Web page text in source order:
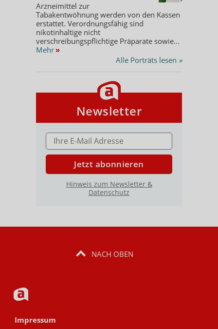
Arzneimittel zur
Tabakentwöhnung werden von den Kassen
erstattet. Verordnungsfähig sind
nikotinhaltige nicht
verschreibungspflichtige Präparate sowie...
Mehr »
Alle Porträts lesen »
Newsletter
E-MAIL ADRESSE
Jetzt abonnieren
Hinweis zum Newsletter &
Datenschutz
NACH OBEN
Impressum